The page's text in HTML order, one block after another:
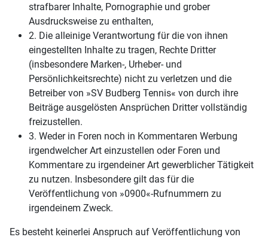
strafbarer Inhalte, Pornographie und grober
Ausdrucksweise zu enthalten,
2. Die alleinige Verantwortung für die von ihnen
eingestellten Inhalte zu tragen, Rechte Dritter
(insbesondere Marken-, Urheber- und
Persönlichkeitsrechte) nicht zu verletzen und die
Betreiber von »SV Budberg Tennis« von durch ihre
Beiträge ausgelösten Ansprüchen Dritter vollständig
freizustellen.
3. Weder in Foren noch in Kommentaren Werbung
irgendwelcher Art einzustellen oder Foren und
Kommentare zu irgendeiner Art gewerblicher Tätigkeit
zu nutzen. Insbesondere gilt das für die
Veröffentlichung von »0900«-Rufnummern zu
irgendeinem Zweck.
Es besteht keinerlei Anspruch auf Veröffentlichung von